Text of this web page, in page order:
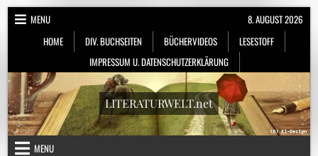
Skip
MENU
HOME
DIV. BUCHSEITEN BÜCHERVIDEOS
LESESTOFF
IMPRESSUM U. DATENSCHUTZERKLÄRUNG
8. AUGUST 2026
LITERATURWELT.net
MENU